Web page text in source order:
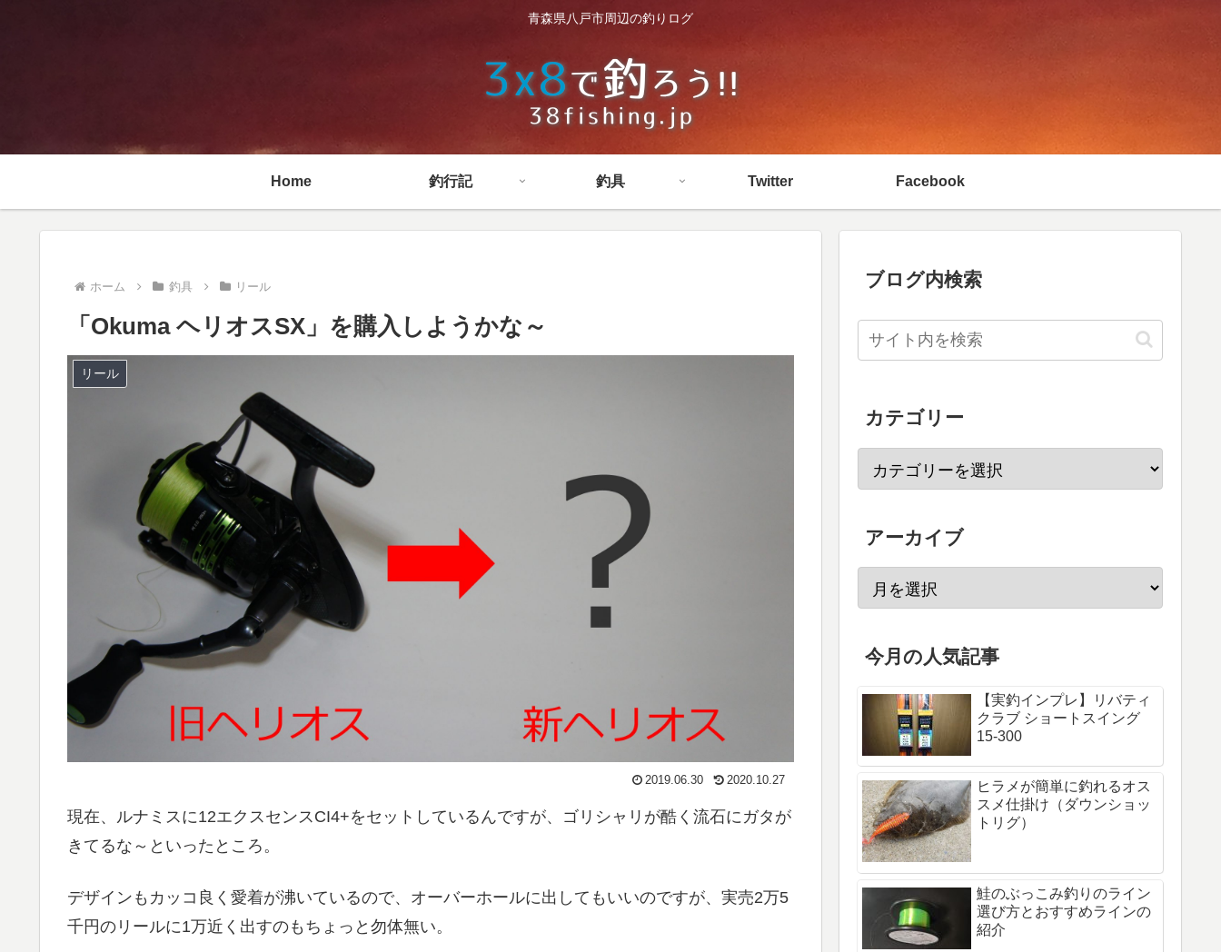
青森県八戸市周辺の釣りログ
Home 釣行記 釣具 Twitter Facebook
ホーム 釣具 リール
「Okuma ヘリオスSX」を購入しようかな～
リール
2019.06.30 2020.10.27
現在、ルナミスに12エクスセンスCI4+をセットしているんですが、ゴリシャリが酷く流石にガタが
きてるな～といったところ。
デザインもカッコ良く愛着が沸いているので、オーバーホールに出してもいいのですが、実売2万5
千円のリールに1万近く出すのもちょっと勿体無い。
ブログ内検索
カテゴリー
アーカイブ
今月の人気記事
【実釣インプレ】リバティ
クラブ ショートスイング
15-300
ヒラメが簡単に釣れるオス
スメ仕掛け（ダウンショッ
トリグ）
鮭のぶっこみ釣りのライン
選び方とおすすめラインの
紹介